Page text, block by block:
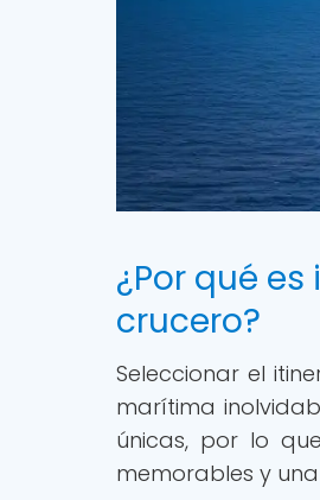
¿Por qué
crucero?
Seleccionar el
marítima
únicas, por lo
memorables y